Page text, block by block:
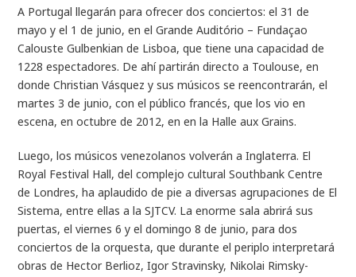
A Portugal llegarán para ofrecer dos conciertos: el 31 de
mayo y el 1 de junio, en el Grande Auditório – Fundaçao
Calouste Gulbenkian de Lisboa, que tiene una capacidad de
1228 espectadores. De ahí partirán directo a Toulouse, en
donde Christian Vásquez y sus músicos se reencontrarán, el
martes 3 de junio, con el público francés, que los vio en
escena, en octubre de 2012, en en la Halle aux Grains.
Luego, los músicos venezolanos volverán a Inglaterra. El
Royal Festival Hall, del complejo cultural Southbank Centre
de Londres, ha aplaudido de pie a diversas agrupaciones de El
Sistema, entre ellas a la SJTCV. La enorme sala abrirá sus
puertas, el viernes 6 y el domingo 8 de junio, para dos
conciertos de la orquesta, que durante el periplo interpretará
obras de Hector Berlioz, Igor Stravinsky, Nikolai Rimsky-